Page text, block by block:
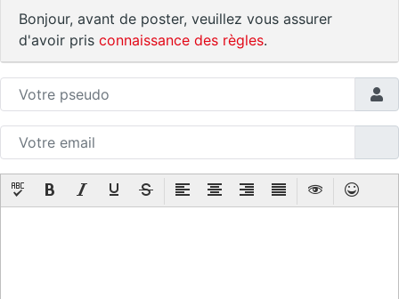
Bonjour, avant de poster, veuillez vous assurer
d'avoir pris connaissance des règles.